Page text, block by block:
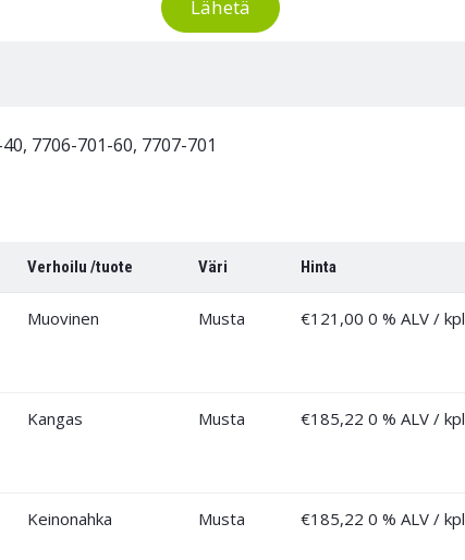
Lähetä
7706-701-60, 7707-701
Verhoilu /tuote Väri Hinta
Muovinen Musta €121,00 0 % ALV / kpl
Kangas Musta €185,22 0 % ALV / kpl
Keinonahka Musta €185,22 0 % ALV / kpl